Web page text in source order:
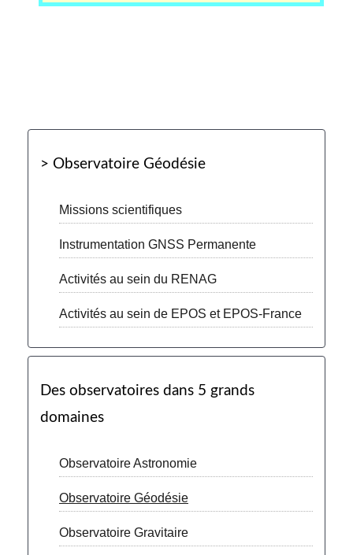
> Observatoire Géodésie
Missions scientifiques
Instrumentation GNSS Permanente
Activités au sein du RENAG
Activités au sein de EPOS et EPOS-France
Des observatoires dans 5 grands
domaines
Observatoire Astronomie
Observatoire Géodésie
Observatoire Gravitaire